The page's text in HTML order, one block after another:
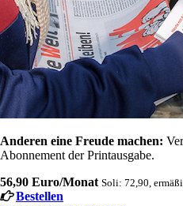
Anderen eine Freude machen:
Abonnement der Printausgabe.
56,90 Euro/Monat Soli: 72,90,
Bestellen